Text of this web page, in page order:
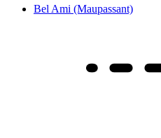
Bel Ami (Maupassant)